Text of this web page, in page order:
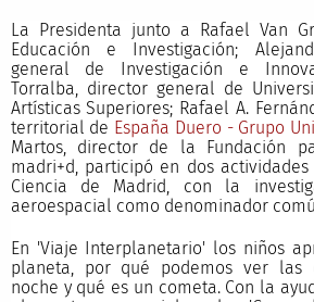
La Presidenta junto a Rafael Van
Educación e Investigación;
general de Investigación e
Torralba, director general de
Artísticas Superiores; Rafael A.
territorial de España Duero - Grupo
Martos, director de la Fundación
madri+d, participó en dos
Ciencia de Madrid, con la
aeroespacial como denominador
En 'Viaje Interplanetario' los niños
planeta, por qué podemos ver las
noche y qué es un cometa. Con la